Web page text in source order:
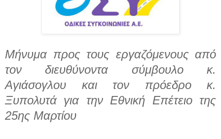
Μήνυμα προς τους εργαζόμενους από
τον διευθύνοντα σύμβουλο κ.
Αγιάσογλου και τον πρόεδρο κ.
Ξυπολυτά για την Εθνική Επέτειο της
25ης Μαρτίου